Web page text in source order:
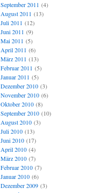
September 2011 (4)
August 2011 (13)
Juli 2011 (12)
Juni 2011 (9)
Mai 2011 (5)
April 2011 (6)
März 2011 (13)
Februar 2011 (5)
Januar 2011 (5)
Dezember 2010(3)
November 2010(6)
Oktober 2010(8)
September 2010(10)
August 2010(3)
Juli 2010(13)
Juni 2010(17)
April 2010(4)
März 2010(7)
Februar 2010(7)
Januar 2010(6)
Dezember 2009(3)